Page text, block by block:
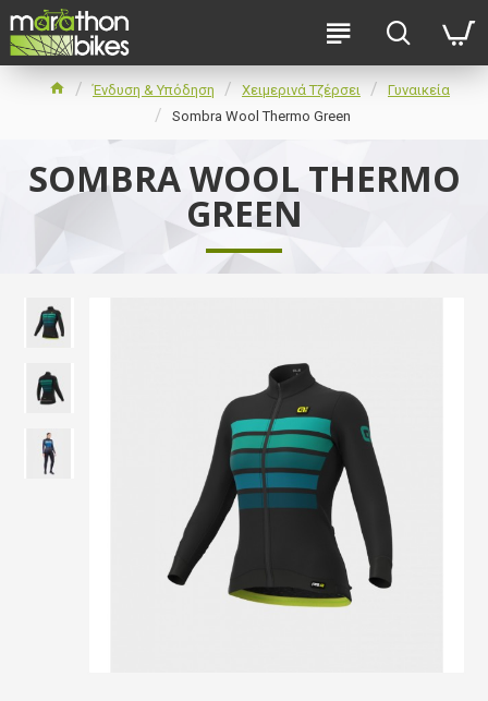
Ένδυση & Υπόδηση Χειμερινά Τζέρσει
Γυναικεία
Sombra Wool Thermo Green
SOMBRA WOOL THERMO
GREEN